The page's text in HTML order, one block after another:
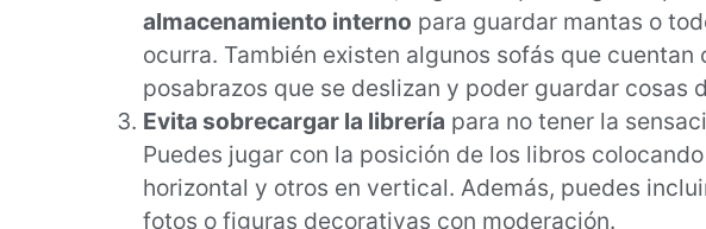
almacenamiento interno para guardar mantas o
ocurra. También existen algunos sofás que cuentan
posabrazos que se deslizan y poder guardar cosas
Evita sobrecargar la librería para no tener la
Puedes jugar con la posición de los libros
horizontal y otros en vertical. Además, puedes
fotos o figuras decorativas con moderación.